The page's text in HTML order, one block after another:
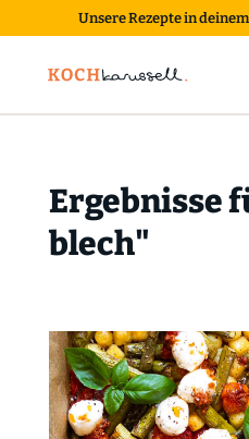
Unsere Rezepte in
Ergebnisse
blech"